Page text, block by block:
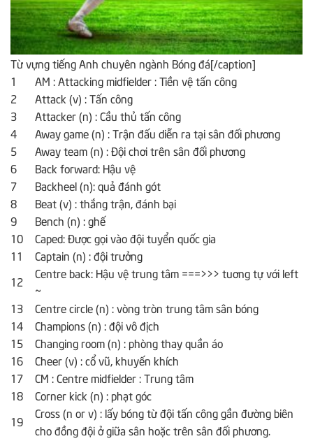
Từ vựng tiếng Anh chuyên ngành Bóng đá[/caption]
1
AM : Attacking midfielder : Tiền vệ tấn công
2
Attack (v) : Tấn công
3
Attacker (n) : Cầu thủ tấn công
4
Away game (n) : Trận đấu diễn ra tại sân đối phương
5
Away team (n) : Đội chơi trên sân đối phương
6
Back forward: Hậu vệ
7
Backheel (n): quả đánh gót
8
Beat (v) : thắng trận, đánh bại
9
Bench (n) : ghế
10
Caped: Được gọi vào đội tuyển quốc gia
11
Captain (n) : đội trưởng
12
Centre back: Hậu vệ trung tâm ===>>> tuơng tự với left
~
13
Centre circle (n) : vòng tròn trung tâm sân bóng
14
Champions (n) : đội vô địch
15
Changing room (n) : phòng thay quần áo
16
Cheer (v) : cổ vũ, khuyến khích
17
CM : Centre midfielder : Trung tâm
18
Corner kick (n) : phạt góc
19
Cross (n or v) : lấy bóng từ đội tấn công gần đường biên
cho đồng đội ở giữa sân hoặc trên sân đối phương.